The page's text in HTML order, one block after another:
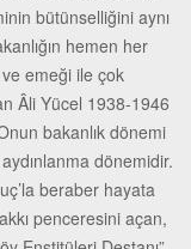
bütünselliğini aynı
hemen her
emeği ile çok
Âli Yücel 1938-1946
bakanlık dönemi
aydınlanma dönemidir.
beraber hayata
penceresini açan,